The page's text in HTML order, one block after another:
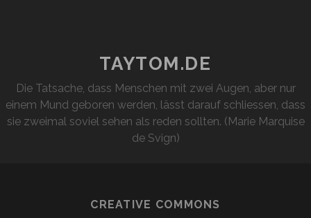
TAYTOM.DE
Die Tatsache, dass Menschen mit zwei Augen, aber nur
einem Mund geboren werden, lässt darauf schliessen, dass
sie zweimal soviel sehen als reden sollten. (Marie Marquise
de Svign)
CREATIVE COMMONS